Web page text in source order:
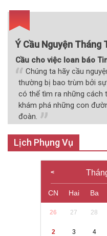
Ý Cầu Nguyện Tháng
Cầu cho việc loan báo
Chúng ta hãy cầu
thường bị bao trùm bởi
có thể tìm ra những cách
khám phá những con
đoàn.
Lịch Phụng Vụ
CN Hai Ba
26 27 28
2 3 4